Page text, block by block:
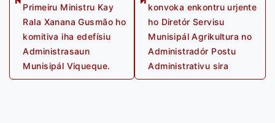
Previous
post:
Primeiru Ministru Kay
Rala Xanana Gusmão ho
komitiva iha edefísiu
Administrasaun
Munisipál Viqueque.
Next
post:
konvoka enkontru urjente
ho Diretór Servisu
Munisipál Agrikultura no
Administradór Postu
Administrativu sira